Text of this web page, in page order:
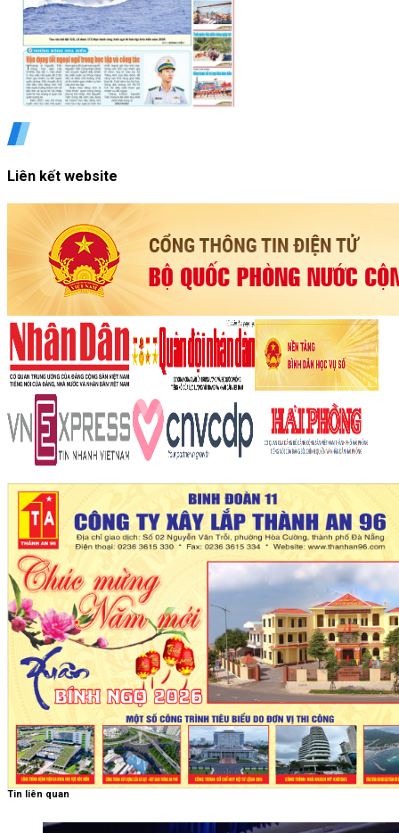
Liên kết website
Tin liên quan